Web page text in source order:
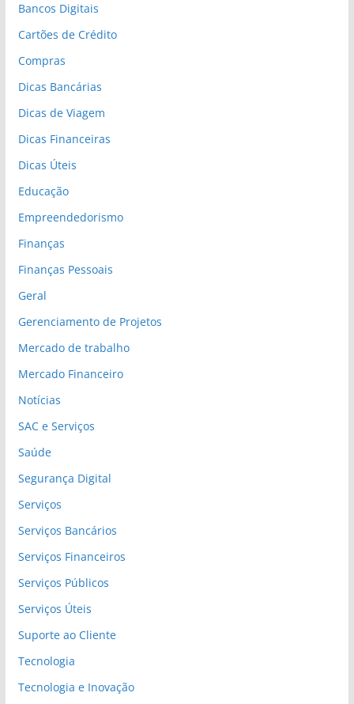
Bancos Digitais
Cartões de Crédito
Compras
Dicas Bancárias
Dicas de Viagem
Dicas Financeiras
Dicas Úteis
Educação
Empreendedorismo
Finanças
Finanças Pessoais
Geral
Gerenciamento de Projetos
Mercado de trabalho
Mercado Financeiro
Notícias
SAC e Serviços
Saúde
Segurança Digital
Serviços
Serviços Bancários
Serviços Financeiros
Serviços Públicos
Serviços Úteis
Suporte ao Cliente
Tecnologia
Tecnologia e Inovação